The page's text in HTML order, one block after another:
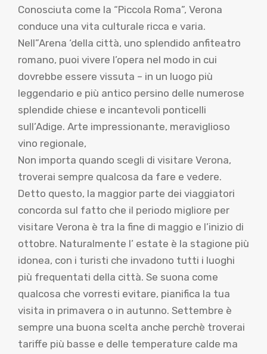
Conosciuta come la “Piccola Roma”, Verona
conduce una vita culturale ricca e varia.
Nell”Arena ‘della città, uno splendido anfiteatro
romano, puoi vivere l’opera nel modo in cui
dovrebbe essere vissuta – in un luogo più
leggendario e più antico persino delle numerose
splendide chiese e incantevoli ponticelli
sull’Adige. Arte impressionante, meraviglioso
vino regionale,
Non importa quando scegli di visitare Verona,
troverai sempre qualcosa da fare e vedere.
Detto questo, la maggior parte dei viaggiatori
concorda sul fatto che il periodo migliore per
visitare Verona è tra la fine di maggio e l’inizio di
ottobre. Naturalmente l’ estate è la stagione più
idonea, con i turisti che invadono tutti i luoghi
più frequentati della città. Se suona come
qualcosa che vorresti evitare, pianifica la tua
visita in primavera o in autunno. Settembre è
sempre una buona scelta anche perchè troverai
tariffe più basse e delle temperature calde ma